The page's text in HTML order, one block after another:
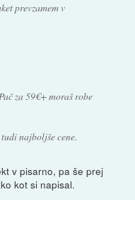
prevzamem v
za 59€+ moraš robe
najboljše cene.
v pisarno, pa še prej
kot si napisal.